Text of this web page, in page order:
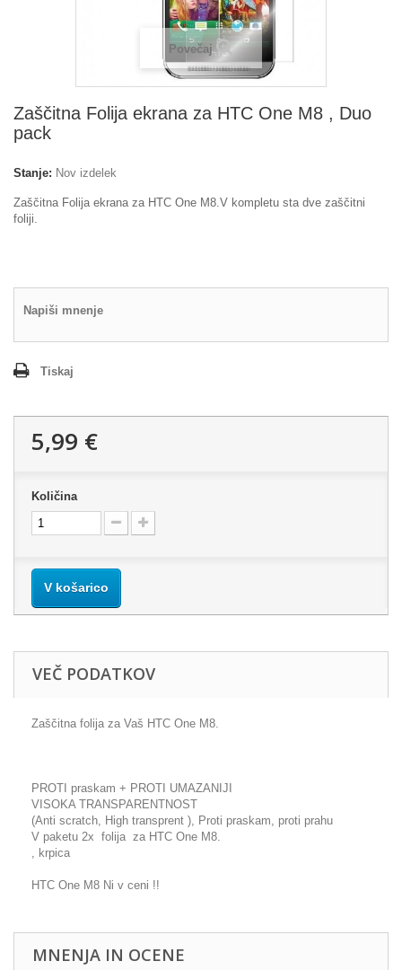
Povečaj
Zaščitna Folija ekrana za HTC One M8 , Duo
pack
Stanje: Nov izdelek
Zaščitna Folija ekrana za HTC One M8.V kompletu sta dve zaščitni
foliji.
Napiši mnenje
Tiskaj
5,99 €
Količina
V košarico
VEČ PODATKOV
Zaščitna folija za Vaš HTC One M8.
PROTI praskam + PROTI UMAZANIJI
VISOKA TRANSPARENTNOST
(Anti scratch, High transprent ), Proti praskam, proti prahu
V paketu 2x folija za HTC One M8.
, krpica
HTC One M8 Ni v ceni !!
MNENJA IN OCENE